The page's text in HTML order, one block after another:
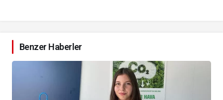
Benzer Haberler